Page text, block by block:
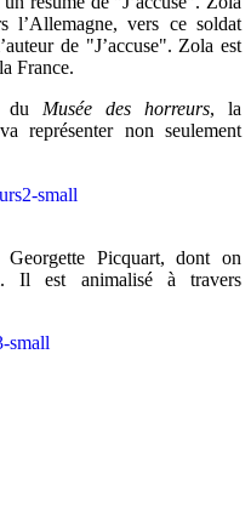
l’Allemagne, vers ce soldat
de "J’accuse". Zola est
France.
du Musée des horreurs, la
représenter non seulement
Picquart, dont on
Il est animalisé à travers